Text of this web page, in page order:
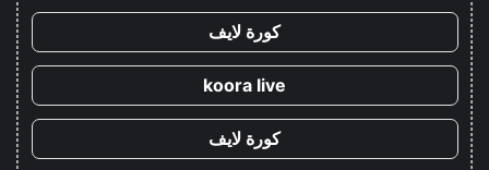
كورة لايف
koora live
كورة لايف